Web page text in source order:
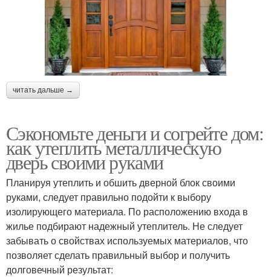
читать дальше →
Сэкономьте деньги и согрейте дом:
как утеплить металлическую
дверь своими руками
Планируя утеплить и обшить дверной блок своими
руками, следует правильно подойти к выбору
изолирующего материала. По расположению входа в
жилье подбирают надежный утеплитель. Не следует
забывать о свойствах используемых материалов, что
позволяет сделать правильный выбор и получить
долговечный результат: